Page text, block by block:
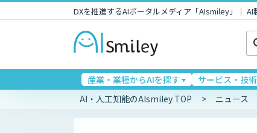
DXを推進するAIポータルメディア「AIsmiley」｜
検
産業・業種からAIを探す サービス・技
AI・人工知能のAIsmiley TOP ニュース